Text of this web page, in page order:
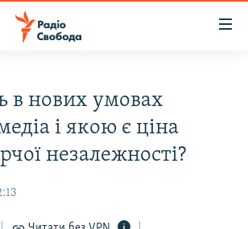
нових умовах
і якою є ціна
незалежності?